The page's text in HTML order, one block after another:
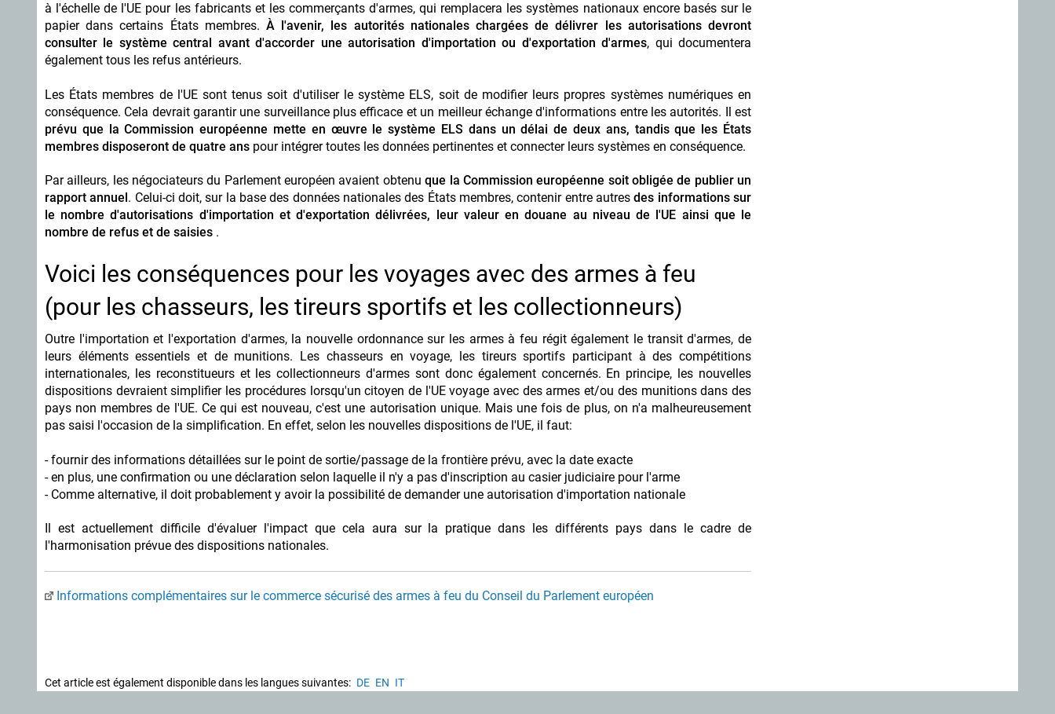
à l'échelle de l'UE pour les fabricants et les commerçants d'armes, qui remplacera les systèmes nationaux encore basés sur le
papier dans certains États membres. À l'avenir, les autorités nationales chargées de délivrer les autorisations devront
consulter le système central avant d'accorder une autorisation d'importation ou d'exportation d'armes, qui documentera
également tous les refus antérieurs.
Les États membres de l'UE sont tenus soit d'utiliser le système ELS, soit de modifier leurs propres systèmes numériques en
conséquence. Cela devrait garantir une surveillance plus efficace et un meilleur échange d'informations entre les autorités. Il est
prévu que la Commission européenne mette en œuvre le système ELS dans un délai de deux ans, tandis que les États
membres disposeront de quatre ans pour intégrer toutes les données pertinentes et connecter leurs systèmes en conséquence.
Par ailleurs, les négociateurs du Parlement européen avaient obtenuque la Commission européenne soit obligée de publier un
rapport annuel. Celui-ci doit, sur la base des données nationales des États membres, contenir entre autresdes informations sur
le nombre d'autorisations d'importation et d'exportation délivrées, leur valeur en douane au niveau de l'UE ainsi que le
nombre de refus et de saisies .
Voici les conséquences pour les voyages avec des armes à feu
(pour les chasseurs, les tireurs sportifs et les collectionneurs)
Outre l'importation et l'exportation d'armes, la nouvelle ordonnance sur les armes à feu régit également le transit d'armes, de
leurs éléments essentiels et de munitions. Les chasseurs en voyage, les tireurs sportifs participant à des compétitions
internationales, les reconstitueurs et les collectionneurs d'armes sont donc également concernés. En principe, les nouvelles
dispositions devraient simplifier les procédures lorsqu'un citoyen de l'UE voyage avec des armes et/ou des munitions dans des
pays non membres de l'UE. Ce qui est nouveau, c'est une autorisation unique. Mais une fois de plus, on n'a malheureusement
pas saisi l'occasion de la simplification. En effet, selon les nouvelles dispositions de l'UE, il faut:
- fournir des informations détaillées sur le point de sortie/passage de la frontière prévu, avec la date exacte
- en plus, une confirmation ou une déclaration selon laquelle il n'y a pas d'inscription au casier judiciaire pour l'arme
- Comme alternative, il doit probablement y avoir la possibilité de demander une autorisation d'importation nationale
Il est actuellement difficile d'évaluer l'impact que cela aura sur la pratique dans les différents pays dans le cadre de
l'harmonisation prévue des dispositions nationales.
Informations complémentaires sur le commerce sécurisé des armes à feu du Conseil du Parlement européen
Cet article est également disponible dans les langues suivantes: DE EN IT